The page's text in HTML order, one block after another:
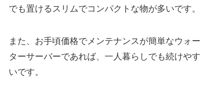
でも置けるスリムでコンパクトな物が多いです。
また、 お手頃価格でメンテナンスが簡単なウォー
ターサーバーであれば、一人暮らしでも続けやす
いです。